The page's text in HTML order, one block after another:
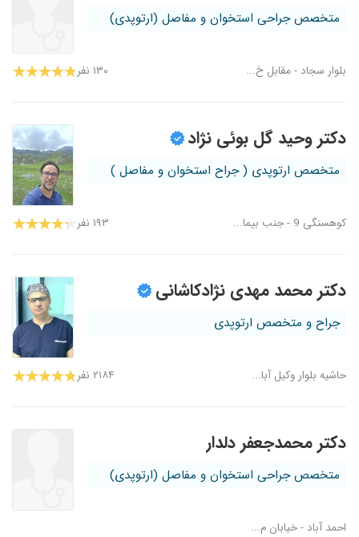
متخصص جراحی استخوان و مفاصل (ارتوپدی)
بلوار سجاد - مقابل خ... ۱۳۰ نفر
دکتر وحید گل بوئی نژاد
متخصص ارتوپدی ( جراح استخوان و مفاصل )
کوهسنگی 9 - جنب بیما... ۱۹۳ نفر
دکتر محمد مهدی نژادکاشانی
جراح و متخصص ارتوپدی
حاشیه بلوار وکیل آبا... ۲۱۸۴ نفر
دکتر محمدجعفر دلدار
متخصص جراحی استخوان و مفاصل (ارتوپدی)
احمد آباد - خیابان م...